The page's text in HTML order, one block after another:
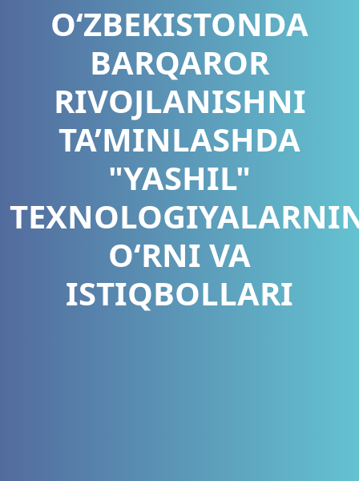
O‘ZBEKISTONDA
BARQAROR
RIVOJLANISHNI
TA’MINLASHDA
"YASHIL"
O‘RNI VA
ISTIQBOLLARI